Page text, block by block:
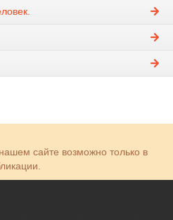
сайте возможно только в